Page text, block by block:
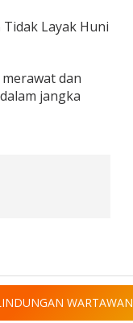
Layak Huni
dan
jangka
WARTAWAN